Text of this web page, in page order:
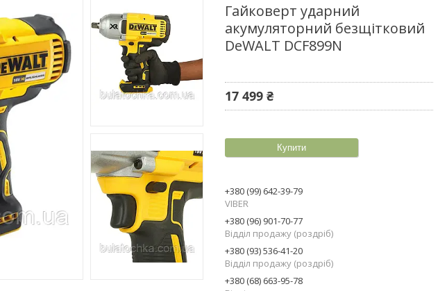
Гайковерт ударний
акумуляторний безщітковий
DeWALT DCF899N
17 499 ₴
Купити
+380 (99) 642-39-79
VIBER
+380 (96) 901-70-77
Відділ продажу (роздріб)
+380 (93) 536-41-20
Відділ продажу (роздріб)
+380 (68) 663-95-78